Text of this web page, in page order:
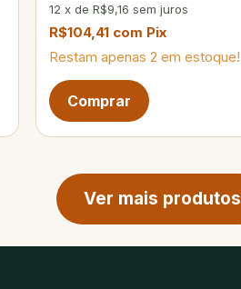
12 x de R$9,16 sem juros
R$104,41 com Pix
Restam apenas 2 em estoque!
Ver mais produtos